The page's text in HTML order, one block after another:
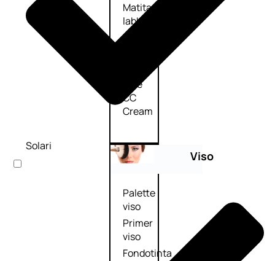
Matita
labbra
Rimpolpante
BB e
CC
Cream
Viso
Palette
viso
Primer
viso
Fondotinta
Solari